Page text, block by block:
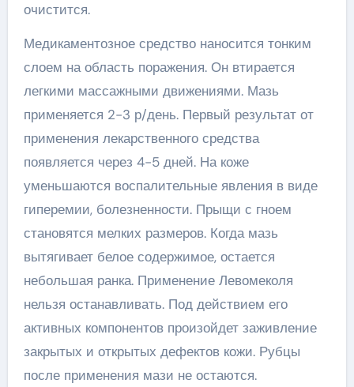
очистится.
Медикаментозное средство наносится тонким
слоем на область поражения. Он втирается
легкими массажными движениями. Мазь
применяется 2-3 р/день. Первый результат от
применения лекарственного средства
появляется через 4-5 дней. На коже
уменьшаются воспалительные явления в виде
гиперемии, болезненности. Прыщи с гноем
становятся мелких размеров. Когда мазь
вытягивает белое содержимое, остается
небольшая ранка. Применение Левомеколя
нельзя останавливать. Под действием его
активных компонентов произойдет заживление
закрытых и открытых дефектов кожи. Рубцы
после применения мази не остаются.